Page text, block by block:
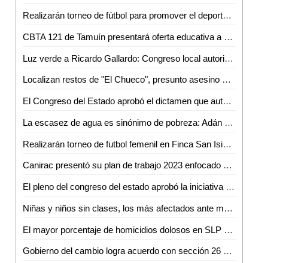
Realizarán torneo de fútbol para promover el deporte y la educación con premios en efectivo
CBTA 121 de Tamuín presentará oferta educativa a estudiantes de secundarias y telesecundarias del municipio
Luz verde a Ricardo Gallardo: Congreso local autoriza venta de terrenos Ford
Localizan restos de "El Chueco", presunto asesino de Sacerdotes Jesuitas en Chihuahua: AMLO
El Congreso del Estado aprobó el dictamen que autoriza enajenar el inmueble dentro del parque WTC2 industrial del municipio de Villa de Reyes
La escasez de agua es sinónimo de pobreza: Adán Moctezuma
Realizarán torneo de futbol femenil en Finca San Isidro: Daniela González
Canirac presentó su plan de trabajo 2023 enfocado en capacitación, gestoría y reformas de ley
El pleno del congreso del estado aprobó la iniciativa para reformar la ley de los derechos de niñas, niños y adolescentes del estado
Niñas y niños sin clases, los más afectados ante manifestaciones
El mayor porcentaje de homicidios dolosos en SLP se presenta entre miembros de grupos delincuenciales: VSE
Gobierno del cambio logra acuerdo con sección 26 del SNTE